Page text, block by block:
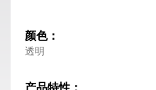
颜色：
透明
产品特性：